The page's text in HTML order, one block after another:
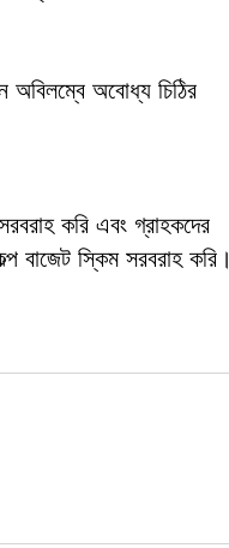
অবোধ্য চিঠির
করি এবং গ্রাহকদের
বাজেট স্কিম সরবরাহ করি।